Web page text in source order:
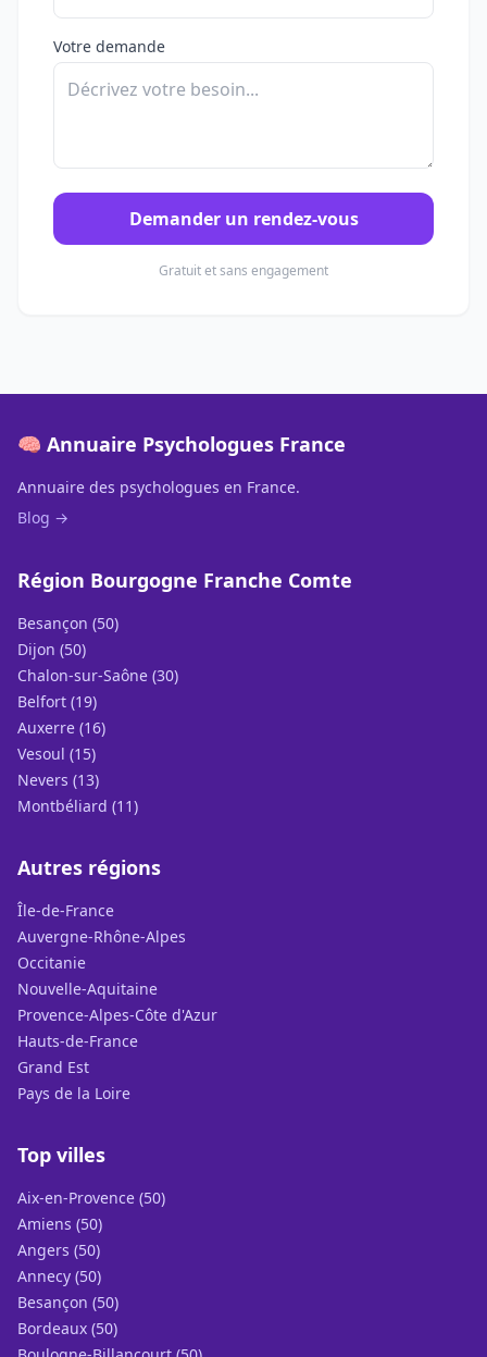
Votre demande
Demander un rendez-vous
Gratuit et sans engagement
🧠 Annuaire Psychologues France
Annuaire des psychologues en France.
Blog →
Région Bourgogne Franche Comte
Besançon (50)
Dijon (50)
Chalon-sur-Saône (30)
Belfort (19)
Auxerre (16)
Vesoul (15)
Nevers (13)
Montbéliard (11)
Autres régions
Île-de-France
Auvergne-Rhône-Alpes
Occitanie
Nouvelle-Aquitaine
Provence-Alpes-Côte d'Azur
Hauts-de-France
Grand Est
Pays de la Loire
Top villes
Aix-en-Provence (50)
Amiens (50)
Angers (50)
Annecy (50)
Besançon (50)
Bordeaux (50)